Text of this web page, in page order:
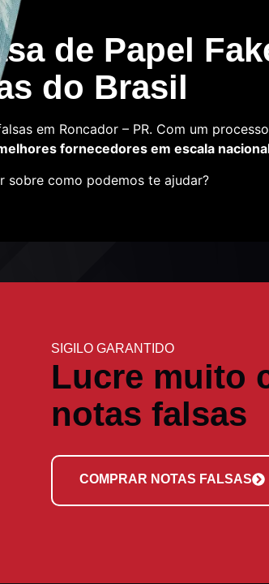
de Papel
do Brasil
em Roncador – PR. Com um
fornecedores em escala
sobre como podemos te ajudar?
SIGILO GARANTIDO
Lucre muito
notas falsas
COMPRAR NOTAS FALSAS